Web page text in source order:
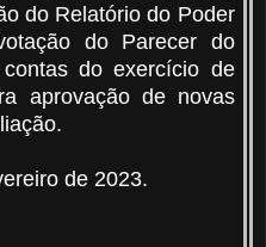
do Relatório do Poder
do Parecer do
do exercício de
aprovação de novas
de 2023.